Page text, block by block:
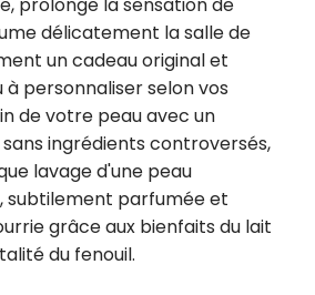
délicatement la salle de
un cadeau original et
personnaliser selon vos
de votre peau avec un
ingrédients controversés,
lavage d'une peau
subtilement parfumée et
grâce aux bienfaits du lait
du fenouil.